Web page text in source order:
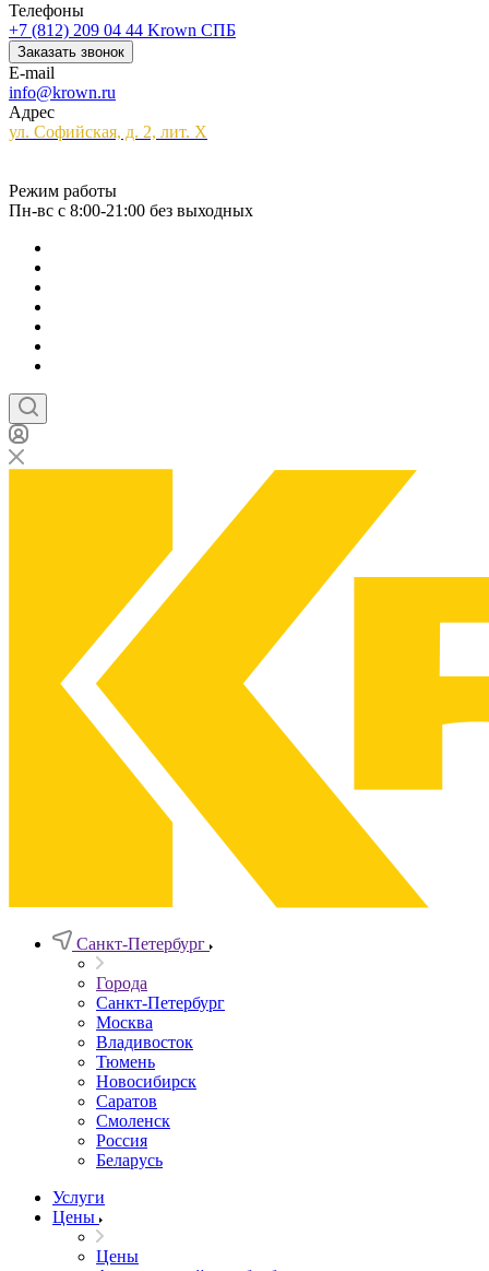
Телефоны
+7 (812) 209 04 44 Krown СПБ
Заказать звонок
E-mail
info@krown.ru
Адрес
ул. Софийская, д. 2, лит. Х
Режим работы
Пн-вс с 8:00-21:00 без выходных
Санкт-Петербург
Города
Санкт-Петербург
Москва
Владивосток
Тюмень
Новосибирск
Саратов
Смоленск
Россия
Беларусь
Услуги
Цены
Цены